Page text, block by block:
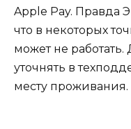
Apple Pay. Правда
что в некоторых
может не
уточнять в
месту проживания.